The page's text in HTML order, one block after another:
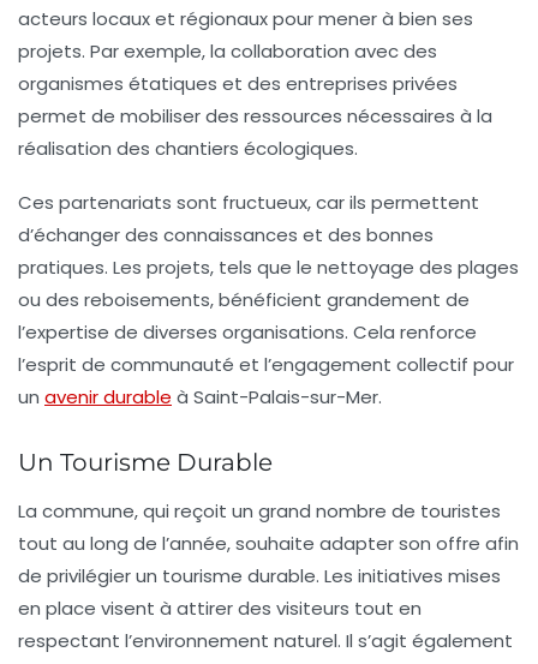
acteurs locaux et régionaux pour mener à bien ses
projets. Par exemple, la collaboration avec des
organismes étatiques et des entreprises privées
permet de mobiliser des ressources nécessaires à la
réalisation des chantiers écologiques.
Ces partenariats sont fructueux, car ils permettent
d’échanger des connaissances et des bonnes
pratiques. Les projets, tels que le nettoyage des plages
ou des reboisements, bénéficient grandement de
l’expertise de diverses organisations. Cela renforce
l’esprit de communauté et l’engagement collectif pour
un avenir durable à Saint-Palais-sur-Mer.
Un Tourisme Durable
La commune, qui reçoit un grand nombre de touristes
tout au long de l’année, souhaite adapter son offre afin
de privilégier un tourisme durable. Les initiatives mises
en place visent à attirer des visiteurs tout en
respectant l’environnement naturel. Il s’agit également